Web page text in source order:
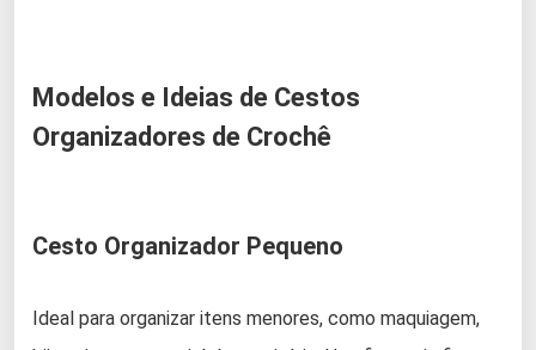
Modelos e Ideias de Cestos
Organizadores de Crochê
Cesto Organizador Pequeno
Ideal para organizar itens menores, como maquiagem,